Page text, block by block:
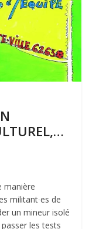
manière
militant∙es de
un mineur isolé
les tests